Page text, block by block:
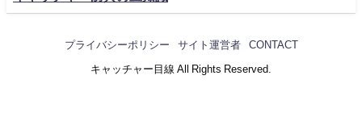
プライバシーポリシー サイト運営者 CONTACT
キャッチャー目線 All Rights Reserved.